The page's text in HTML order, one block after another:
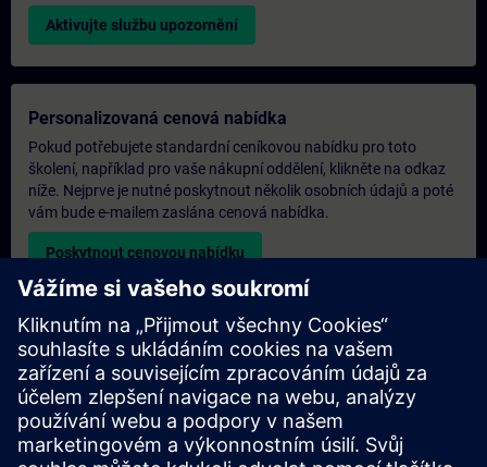
Aktivujte službu upozornění
Personalizovaná cenová nabídka
Pokud potřebujete standardní ceníkovou nabídku pro toto
školení, například pro vaše nákupní oddělení, klikněte na odkaz
níže. Nejprve je nutné poskytnout několik osobních údajů a poté
vám bude e-mailem zaslána cenová nabídka.
Poskytnout cenovou nabídku
Poptávka exkluzivního školení
Pokud potřebujete cenovou nabídku na exkluzivní školení, ať už
prezenčně, virtuálně nebo v našem školicím středisku SITRAIN,
vyplňte níže uvedený poptávkový formulář. Tento typ
požadavku by byl vhodný pro větší skupiny (6 a více osob). Po
poskytnutí vašich kontaktních údajů a požadavků na školení od